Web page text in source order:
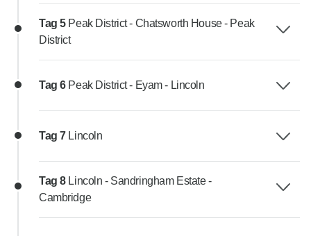
Tag 5 Peak District - Chatsworth House - Peak
District
Tag 6 Peak District - Eyam - Lincoln
Tag 7 Lincoln
Tag 8 Lincoln - Sandringham Estate -
Cambridge